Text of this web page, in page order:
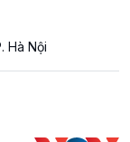
Hà Nội